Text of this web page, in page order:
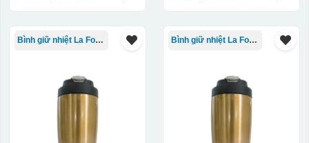
Bình giữ nhiệt La Fonte Bình giữ nhiệt La Fonte